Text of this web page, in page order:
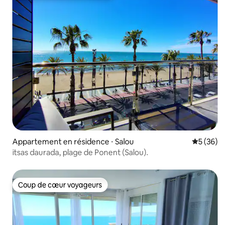
Appartement en résidence ⋅ Salou
5 (36)
itsas daurada, plage de Ponent (Salou).
Coup de cœur voyageurs
Coup de cœur voyageurs